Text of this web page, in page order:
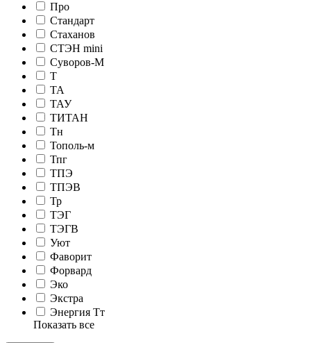
Про
Стандарт
Стаханов
СТЭН mini
Суворов-М
Т
ТА
ТАУ
ТИТАН
Тн
Тополь-м
Тпг
ТПЭ
ТПЭВ
Тр
ТЭГ
ТЭГВ
Уют
Фаворит
Форвард
Эко
Экстра
Энергия Тт
Показать все